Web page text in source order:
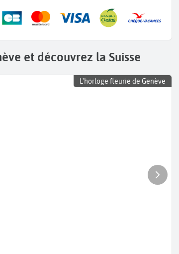
et découvrez la Suisse
L'horloge fleurie de Genève